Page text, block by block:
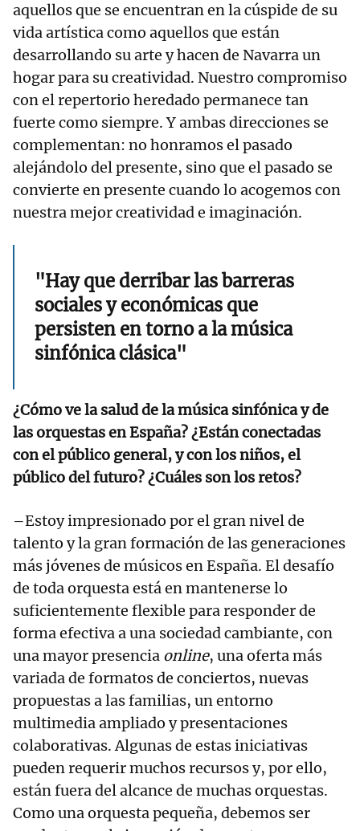
aquellos que se encuentran en la cúspide de su
vida artística como aquellos que están
desarrollando su arte y hacen de Navarra un
hogar para su creatividad. Nuestro compromiso
con el repertorio heredado permanece tan
fuerte como siempre. Y ambas direcciones se
complementan: no honramos el pasado
alejándolo del presente, sino que el pasado se
convierte en presente cuando lo acogemos con
nuestra mejor creatividad e imaginación.
"Hay que derribar las barreras
sociales y económicas que
persisten en torno a la música
sinfónica clásica"
¿Cómo ve la salud de la música sinfónica y de
las orquestas en España? ¿Están conectadas
con el público general, y con los niños, el
público del futuro? ¿Cuáles son los retos?
–Estoy impresionado por el gran nivel de
talento y la gran formación de las generaciones
más jóvenes de músicos en España. El desafío
de toda orquesta está en mantenerse lo
suficientemente flexible para responder de
forma efectiva a una sociedad cambiante, con
una mayor presencia online, una oferta más
variada de formatos de conciertos, nuevas
propuestas a las familias, un entorno
multimedia ampliado y presentaciones
colaborativas. Algunas de estas iniciativas
pueden requerir muchos recursos y, por ello,
están fuera del alcance de muchas orquestas.
Como una orquesta pequeña, debemos ser